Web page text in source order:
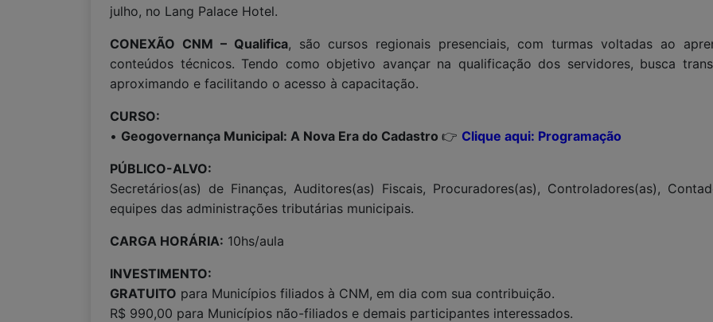
julho, no Lang Palace Hotel.
CONEXÃO CNM – Qualifica, são cursos regionais presenciais, com turmas voltadas ao
conteúdos técnicos. Tendo como objetivo avançar na qualificação dos servidores, busca
aproximando e facilitando o acesso à capacitação.
CURSO:
• Geogovernança Municipal: A Nova Era do Cadastro 👉 Clique aqui: Programação
PÚBLICO-ALVO:
Secretários(as) de Finanças, Auditores(as) Fiscais, Procuradores(as), Controladores(as),
equipes das administrações tributárias municipais.
CARGA HORÁRIA: 10hs/aula
INVESTIMENTO:
GRATUITO para Municípios filiados à CNM, em dia com sua contribuição.
R$ 990,00 para Municípios não-filiados e demais participantes interessados.